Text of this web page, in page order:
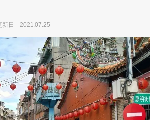
新日：2021.07.25